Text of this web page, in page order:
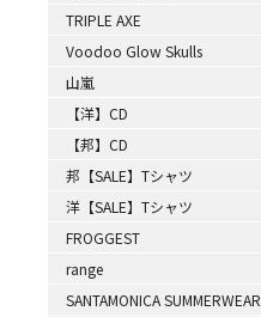
TRIPLE AXE
Voodoo Glow Skulls
山嵐
【洋】CD
【邦】CD
邦【SALE】Tシャツ
洋【SALE】Tシャツ
FROGGEST
range
SANTAMONICA SUMMERWEAR